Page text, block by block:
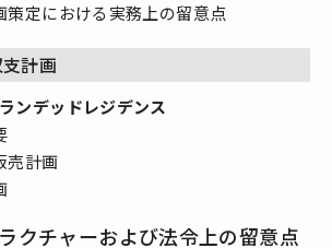
定における実務上の留意点
計画
ンデッドレジデンス
計画
チャーおよび法令上の留意点